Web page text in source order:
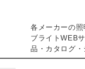
各メーカーの
ブライトWEB
品・カタログ